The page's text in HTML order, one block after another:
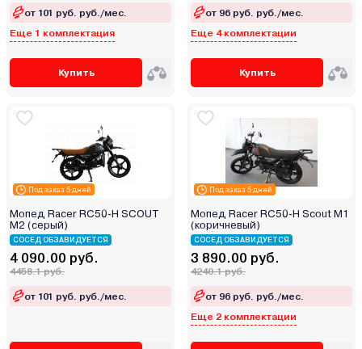
от 101 руб. руб./мес.
Еще 1 комплектация
Купить
от 96 руб. руб./мес.
Еще 4 комплектации
Купить
Под заказ 5 дней
Мопед Racer RC50-H SCOUT
М2 (серый)
СОСЕД ОБЗАВИДУЕТСЯ
4 090.00 руб.
4458.1 руб.
от 101 руб. руб./мес.
Под заказ 5 дней
Мопед Racer RC50-H Scout M1
(коричневый)
СОСЕД ОБЗАВИДУЕТСЯ
3 890.00 руб.
4240.1 руб.
от 96 руб. руб./мес.
Еще 2 комплектации